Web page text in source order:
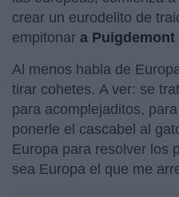
crear un eurodelito de
empitonar a Puigdemont
Al menos habla de
tirar cohetes. A ver: se
para acomplejaditos,
ponerle el cascabel al
Europa para resolver los
sea Europa el que me